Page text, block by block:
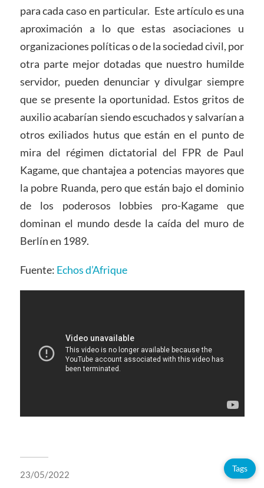
para cada caso en particular. Este artículo es una
aproximación a lo que estas asociaciones u
organizaciones políticas o de la sociedad civil, por
otra parte mejor dotadas que nuestro humilde
servidor, pueden denunciar y divulgar siempre
que se presente la oportunidad. Estos gritos de
auxilio acabarían siendo escuchados y salvarían a
otros exiliados hutus que están en el punto de
mira del régimen dictatorial del FPR de Paul
Kagame, que chantajea a potencias mayores que
la pobre Ruanda, pero que están bajo el dominio
de los poderosos lobbies pro-Kagame que
dominan el mundo desde la caída del muro de
Berlín en 1989.
Fuente: Echos d’Afrique
23/05/2022
Tags